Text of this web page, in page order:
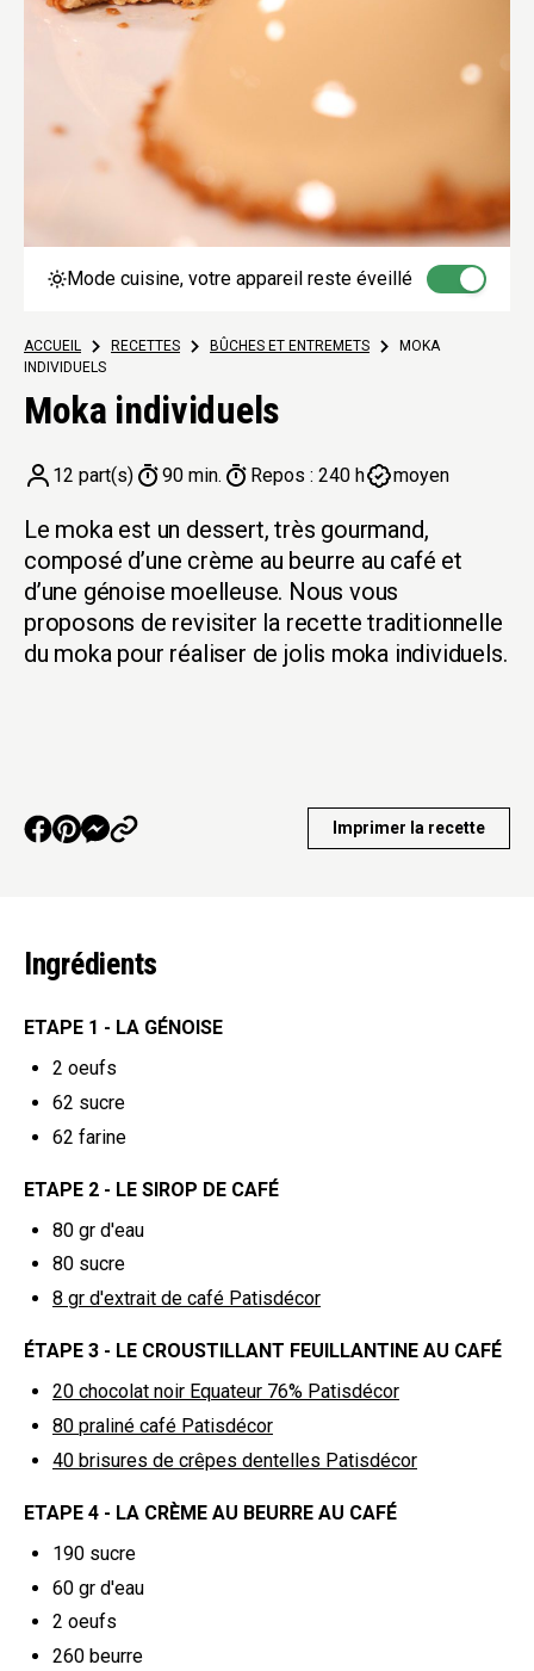
Mode cuisine, votre appareil reste éveillé
ACCUEIL > RECETTES > BÛCHES ET ENTREMETS >
MOKA
INDIVIDUELS
Moka individuels
12 part(s) 90 min. Repos : 240 h moyen
Le moka est un dessert, très gourmand,
composé d’une crème au beurre au café et
d’une génoise moelleuse. Nous vous
proposons de revisiter la recette traditionnelle
du moka pour réaliser de jolis moka individuels.
Imprimer la recette
Ingrédients
ETAPE 1 - LA GÉNOISE
2 oeufs
62 sucre
62 farine
ETAPE 2 - LE SIROP DE CAFÉ
80 gr d'eau
80 sucre
8 gr d'extrait de café Patisdécor
ÉTAPE 3 - LE CROUSTILLANT FEUILLANTINE AU CAFÉ
20 chocolat noir Equateur 76% Patisdécor
80 praliné café Patisdécor
40 brisures de crêpes dentelles Patisdécor
ETAPE 4 - LA CRÈME AU BEURRE AU CAFÉ
190 sucre
60 gr d'eau
2 oeufs
260 beurre